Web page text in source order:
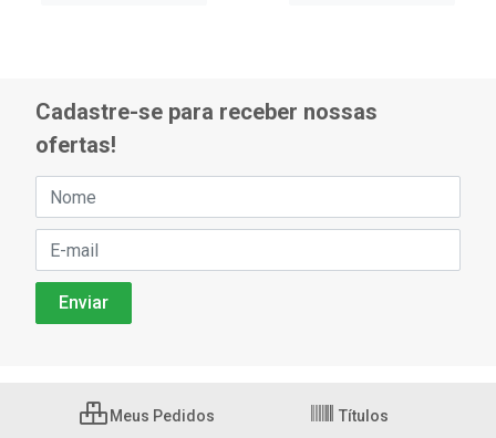
Cadastre-se para receber nossas
ofertas!
Meus Pedidos Títulos